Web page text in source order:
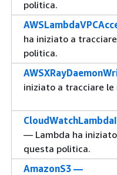
politica.
ha iniziato a
politica.
iniziato a tracciare
— Lambda ha
questa politica.
AmazonS3 —